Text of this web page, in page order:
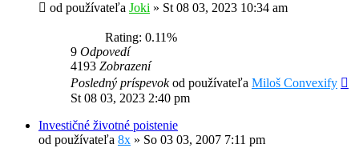
od používateľa Joki » St 08 03, 2023 10:34 am
Rating: 0.11%
9 Odpovedí
4193 Zobrazení
Posledný príspevokod používateľa Miloš Convexify
St 08 03, 2023 2:40 pm
Investičné životné poistenie
od používateľa 8x » So 03 03, 2007 7:11 pm